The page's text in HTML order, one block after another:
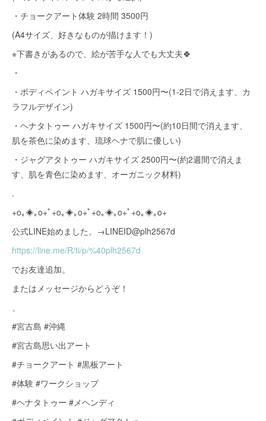
・チョークアート体験 2時間 3500円
(A4サイズ、好きなものが描けます！)
※下書きがあるので、絵が苦手な人でも大丈夫🍀
・
・ボディペイント ハガキサイズ 1500円〜(1-2日で消えます、カ
ラフルデザイン)
・ヘナタトゥー ハガキサイズ 1500円〜(約10日間で消えます、
肌を茶色に染めます、琉球ヘナで肌に優しい)
・ジャグアタトゥー ハガキサイズ 2500円〜(約2週間で消えま
す、肌を青色に染めます、オーガニック材料)
.
+o｡◈｡o+ﾟ+o｡◈｡o+ﾟ+o｡◈｡o+ﾟ+o｡◈｡o+
公式LINE始めました。→LINEID@plh2567d
https://line.me/R/ti/p/%40plh2567d
でお友達追加。
またはメッセージからどうぞ！
、
#宮古島 #沖縄
#宮古島思い出アート
#チョークアート #黒板アート
#体験 #ワークショップ
#ヘナタトゥー #メヘンディ